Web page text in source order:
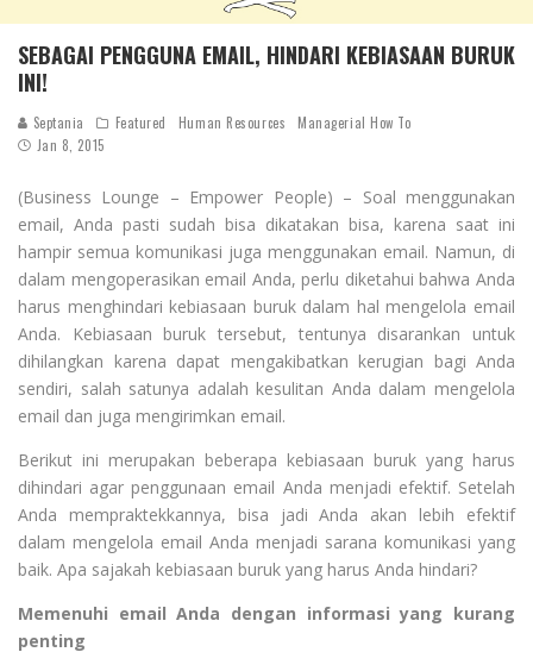
SEBAGAI PENGGUNA EMAIL, HINDARI KEBIASAAN BURUK
INI!
Septania Featured Human Resources
Managerial How To
Jan 8, 2015
(Business Lounge – Empower People) – Soal menggunakan
email, Anda pasti sudah bisa dikatakan bisa, karena saat ini
hampir semua komunikasi juga menggunakan email. Namun, di
dalam mengoperasikan email Anda, perlu diketahui bahwa Anda
harus menghindari kebiasaan buruk dalam hal mengelola email
Anda. Kebiasaan buruk tersebut, tentunya disarankan untuk
dihilangkan karena dapat mengakibatkan kerugian bagi Anda
sendiri, salah satunya adalah kesulitan Anda dalam mengelola
email dan juga mengirimkan email.
Berikut ini merupakan beberapa kebiasaan buruk yang harus
dihindari agar penggunaan email Anda menjadi efektif. Setelah
Anda mempraktekkannya, bisa jadi Anda akan lebih efektif
dalam mengelola email Anda menjadi sarana komunikasi yang
baik. Apa sajakah kebiasaan buruk yang harus Anda hindari?
Memenuhi email Anda dengan informasi yang kurang
penting